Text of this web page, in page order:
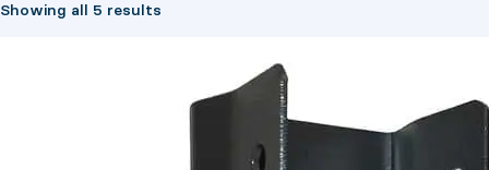
Showing all 5 results